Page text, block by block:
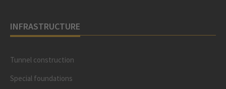
INFRASTRUCTURE
Tunnel construction
Special foundations